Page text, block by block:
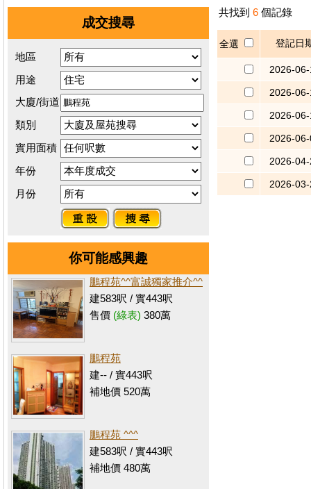
成交搜尋
地區
用途
大廈/街道
類別
實用面積
年份
月份
你可能感興趣
鵬程苑^^富誠獨家推介^^
建583呎 / 實443呎
售價 (綠表) 380萬
鵬程苑
建-- / 實443呎
補地價 520萬
鵬程苑 ^^^
建583呎 / 實443呎
補地價 480萬
共找到 6 個記錄
全選 登記日
2026-
2026-
2026-
2026-
2026-
2026-